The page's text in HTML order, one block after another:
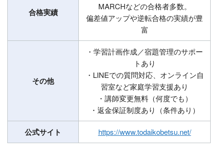
合格実績
MARCHなどの合格者多数。
偏差値アップや逆転合格の実績が豊
富
その他
・学習計画作成／宿題管理のサポー
トあり
・LINEでの質問対応、オンライン自
習室など家庭学習支援あり
・講師変更無料（何度でも）
・返金保証制度あり（条件あり）
公式サイト https://www.todaikobetsu.net/